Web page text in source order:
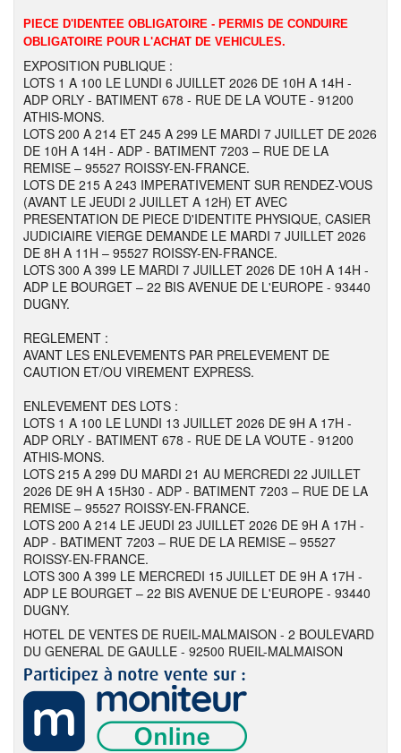
PIECE D'IDENTEE OBLIGATOIRE - PERMIS DE CONDUIRE
OBLIGATOIRE POUR L'ACHAT DE VEHICULES.
EXPOSITION PUBLIQUE :
LOTS 1 A 100 LE LUNDI 6 JUILLET 2026 DE 10H A 14H -
ADP ORLY - BATIMENT 678 - RUE DE LA VOUTE - 91200
ATHIS-MONS.
LOTS 200 A 214 ET 245 A 299 LE MARDI 7 JUILLET DE 2026
DE 10H A 14H - ADP - BATIMENT 7203 – RUE DE LA
REMISE – 95527 ROISSY-EN-FRANCE.
LOTS DE 215 A 243 IMPERATIVEMENT SUR RENDEZ-VOUS
(AVANT LE JEUDI 2 JUILLET A 12H) ET AVEC
PRESENTATION DE PIECE D'IDENTITE PHYSIQUE, CASIER
JUDICIAIRE VIERGE DEMANDE LE MARDI 7 JUILLET 2026
DE 8H A 11H – 95527 ROISSY-EN-FRANCE.
LOTS 300 A 399 LE MARDI 7 JUILLET 2026 DE 10H A 14H -
ADP LE BOURGET – 22 BIS AVENUE DE L'EUROPE - 93440
DUGNY.
REGLEMENT :
AVANT LES ENLEVEMENTS PAR PRELEVEMENT DE
CAUTION ET/OU VIREMENT EXPRESS.
ENLEVEMENT DES LOTS :
LOTS 1 A 100 LE LUNDI 13 JUILLET 2026 DE 9H A 17H -
ADP ORLY - BATIMENT 678 - RUE DE LA VOUTE - 91200
ATHIS-MONS.
LOTS 215 A 299 DU MARDI 21 AU MERCREDI 22 JUILLET
2026 DE 9H A 15H30 - ADP - BATIMENT 7203 – RUE DE LA
REMISE – 95527 ROISSY-EN-FRANCE.
LOTS 200 A 214 LE JEUDI 23 JUILLET 2026 DE 9H A 17H -
ADP - BATIMENT 7203 – RUE DE LA REMISE – 95527
ROISSY-EN-FRANCE.
LOTS 300 A 399 LE MERCREDI 15 JUILLET DE 9H A 17H -
ADP LE BOURGET – 22 BIS AVENUE DE L'EUROPE - 93440
DUGNY.
HOTEL DE VENTES DE RUEIL-MALMAISON - 2 BOULEVARD
DU GENERAL DE GAULLE - 92500 RUEIL-MALMAISON